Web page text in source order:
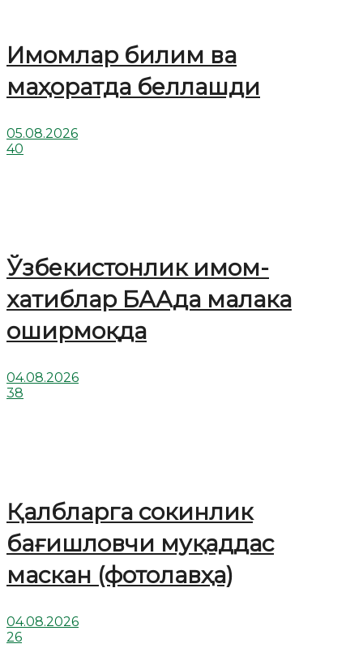
Имомлар билим ва
маҳоратда беллашди
05.08.2026
40
Ўзбекистонлик имом-
хатиблар БААда малака
оширмоқда
04.08.2026
38
Қалбларга сокинлик
бағишловчи муқаддас
маскан (фотолавҳа)
04.08.2026
26